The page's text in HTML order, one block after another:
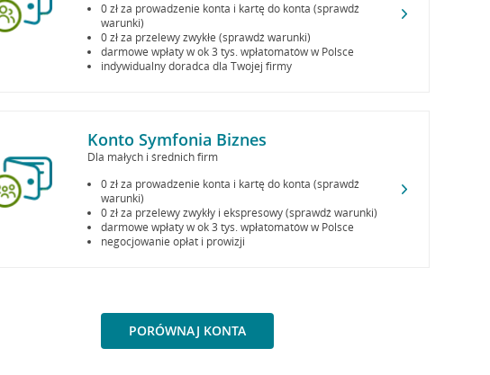
0 zł za prowadzenie konta i kartę do konta (sprawdź
warunki)
0 zł za przelewy zwykłe (sprawdź warunki)
darmowe wpłaty w ok 3 tys. wpłatomatów w Polsce
indywidualny doradca dla Twojej firmy
Konto Symfonia Biznes
Dla małych i średnich firm
0 zł za prowadzenie konta i kartę do konta (sprawdź
warunki)
0 zł za przelewy zwykły i ekspresowy (sprawdź warunki)
darmowe wpłaty w ok 3 tys. wpłatomatów w Polsce
negocjowanie opłat i prowizji
PORÓWNAJ KONTA